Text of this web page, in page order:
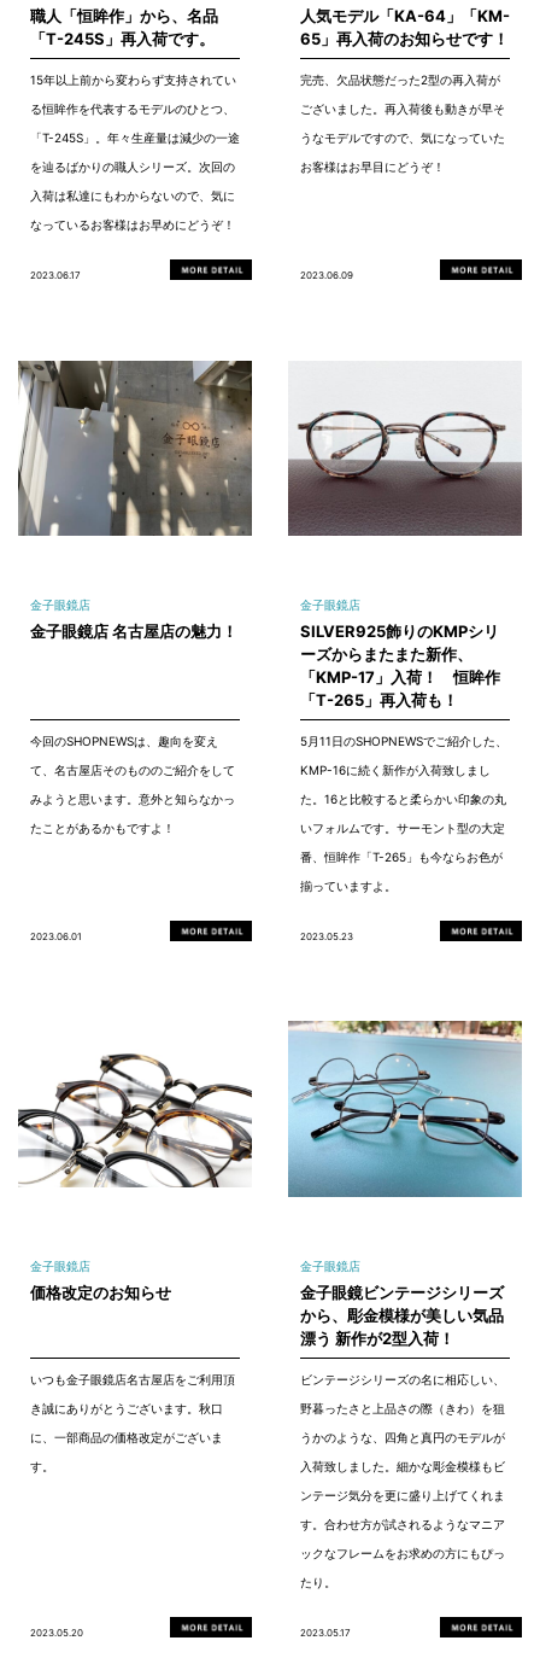
職人「恒眸作」から、名品
「T-245S」再入荷です。
15年以上前から変わらず支持されてい
る恒眸作を代表するモデルのひとつ、
「T-245S」。年々生産量は減少の一途
を辿るばかりの職人シリーズ。次回の
入荷は私達にもわからないので、気に
なっているお客様はお早めにどうぞ！
2023.06.17
人気モデル「KA-64」「KM-
65」再入荷のお知らせです！
完売、欠品状態だった2型の再入荷が
ございました。再入荷後も動きが早そ
うなモデルですので、気になっていた
お客様はお早目にどうぞ！
2023.06.09
金子眼鏡店
金子眼鏡店 名古屋店の魅力！
今回のSHOPNEWSは、趣向を変え
て、名古屋店そのもののご紹介をして
みようと思います。意外と知らなかっ
たことがあるかもですよ！
2023.06.01
金子眼鏡店
SILVER925飾りのKMPシリ
ーズからまたまた新作、
「KMP-17」入荷！ 恒眸作
「T-265」再入荷も！
5月11日のSHOPNEWSでご紹介した、
KMP-16に続く新作が入荷致しまし
た。16と比較すると柔らかい印象の丸
いフォルムです。サーモント型の大定
番、恒眸作「T-265」も今ならお色が
揃っていますよ。
2023.05.23
金子眼鏡店
価格改定のお知らせ
いつも金子眼鏡店名古屋店をご利用頂
き誠にありがとうございます。秋口
に、一部商品の価格改定がございま
す。
2023.05.20
金子眼鏡店
金子眼鏡ビンテージシリーズ
から、彫金模様が美しい気品
漂う 新作が2型入荷！
ビンテージシリーズの名に相応しい、
野暮ったさと上品さの際（きわ）を狙
うかのような、四角と真円のモデルが
入荷致しました。細かな彫金模様もビ
ンテージ気分を更に盛り上げてくれま
す。合わせ方が試されるようなマニア
ックなフレームをお求めの方にもぴっ
たり。
2023.05.17